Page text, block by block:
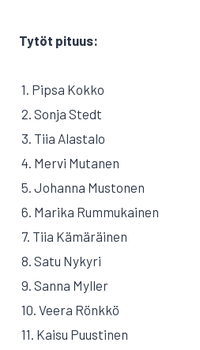
Tytöt pituus:
1. Pipsa Kokko
2. Sonja Stedt
3. Tiia Alastalo
4. Mervi Mutanen
5. Johanna Mustonen
6. Marika Rummukainen
7. Tiia Kämäräinen
8. Satu Nykyri
9. Sanna Myller
10. Veera Rönkkö
11. Kaisu Puustinen